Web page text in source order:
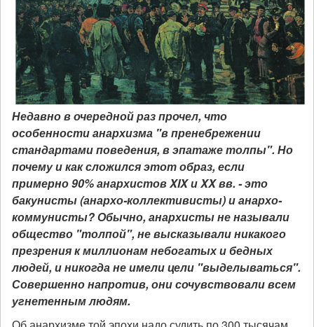
Недавно в очередной раз прочел, что
особенности анархизма "в пренебрежении
стандартами поведения, в эпатаже толпы". Но
почему и как сложился этот образ, если
примерно 90% анархистов XIX и XX вв. - это
бакунисты (анархо-коллективисты) и анархо-
коммунисты? Обычно, анархисты не называли
общество "толпой", не высказывали никакого
презрения к миллионам небогатых и бедных
людей, и никогда не имели цели "выделываться".
Совершенно напротив, они сочувствовали всем
угнетенным людям.